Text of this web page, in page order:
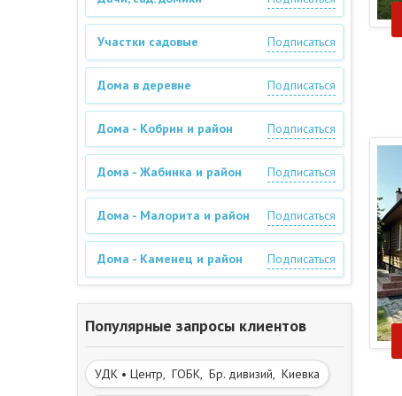
Участки садовые Подписаться
Дома в деревне Подписаться
Дома - Кобрин и район Подписаться
Дома - Жабинка и район Подписаться
Дома - Малорита и район Подписаться
Дома - Каменец и район Подписаться
Популярные запросы клиентов
УДК • Центр, ГОБК, Бр. дивизий, Киевка